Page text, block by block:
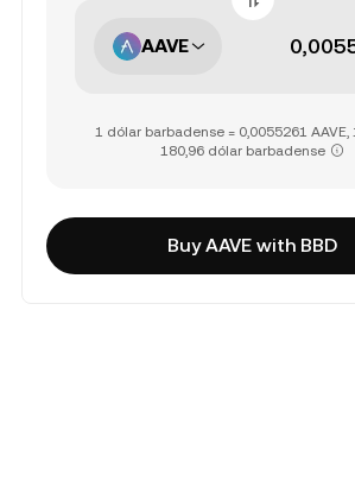
AAVE
1 dólar barbadense = 0,0055261 AAVE,
180,96 dólar barbadense
Buy AAVE with BBD